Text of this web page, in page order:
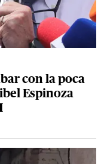
con la poca
Espinoza